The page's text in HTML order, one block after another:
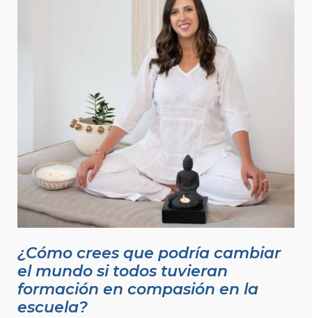
¿Cómo crees que podría cambiar
el mundo si todos tuvieran
formación en compasión en la
escuela?